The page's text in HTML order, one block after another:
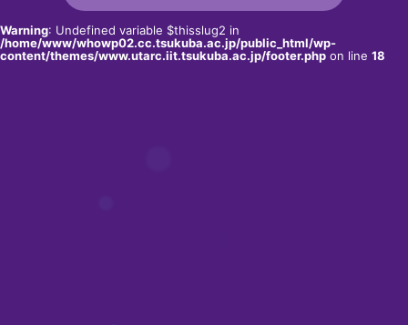
Warning: Undefined variable $thisslug2 in
/home/www/whowp02.cc.tsukuba.ac.jp/public_html/wp-
content/themes/www.utarc.iit.tsukuba.ac.jp/footer.php on line 18